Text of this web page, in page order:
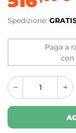
Spedizione:
Paga a
con
quantity
button